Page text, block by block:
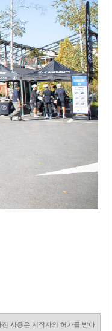
사용은 저작자의 허가를 받아